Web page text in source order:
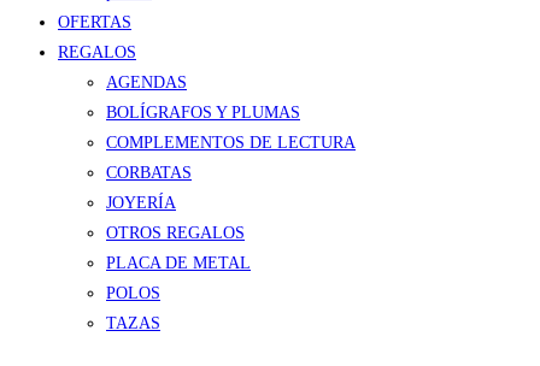
OFERTAS
REGALOS
AGENDAS
BOLÍGRAFOS Y PLUMAS
COMPLEMENTOS DE LECTURA
CORBATAS
JOYERÍA
OTROS REGALOS
PLACA DE METAL
POLOS
TAZAS